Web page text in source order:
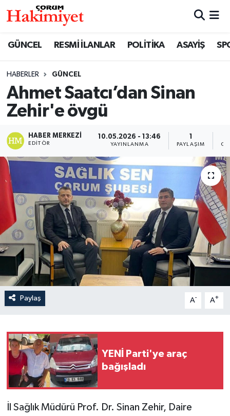
GÜNCEL RESMİ İLANLAR POLİTİKA ASAYİŞ
HABERLER GÜNCEL
Ahmet Saatcı’dan Sinan
Zehir'e övgü
HABER MERKEZI
EDITÖR
10.05.2026 - 13:46
YAYINLANMA PAYLAŞIM
Paylaş A- A+
YENİ Parti'ye araç
bağışladı
İl Sağlık Müdürü Prof. Dr. Sinan Zehir, Daire
SAĞLIK
ASAYİŞ
EKONOMİ
GÜNCEL
AKTÜEL
EĞİTİM
İLÇELER
OTOPARK
TEKNOLOJİ
Nöbetçi Eczaneler
Çorum Namaz Vakitleri
Trafik Durumu
Süper Lig Puan Durumu ve Fikstür
Tüm Manşetler
Son Dakika Haberleri
Haber Arşivi